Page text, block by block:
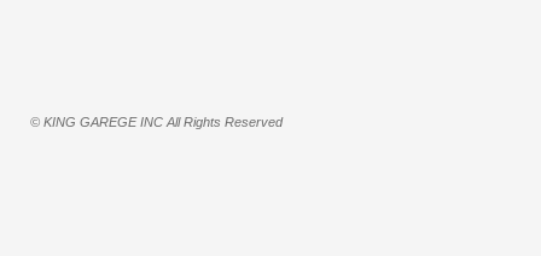
© KING GAREGE INC All Rights Reserved